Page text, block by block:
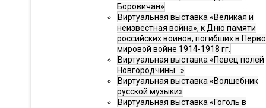
Боровичан»
Виртуальная выставка «Великая и
неизвестная война», к Дню памяти
российских воинов, погибших в
мировой войне 1914-1918 гг.
Виртуальная выставка «Певец полей
Новгородчины…»
Виртуальная выставка «Волшебник
русской музыки»
Виртуальная выставка «Гоголь в